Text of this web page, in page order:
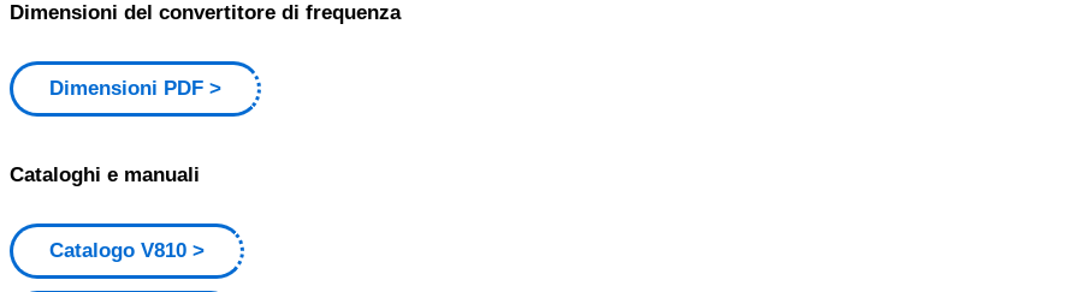
Dimensioni del convertitore di frequenza
Dimensioni PDF
Cataloghi e manuali
Catalogo V810